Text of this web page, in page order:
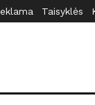
Taisyklės